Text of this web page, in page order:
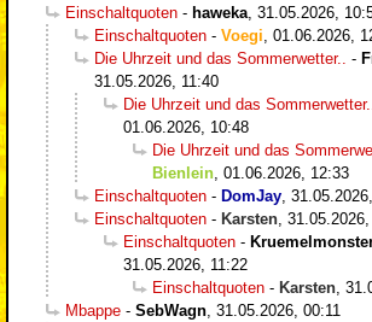
Einschaltquoten - haweka 31.05.2026,
Einschaltquoten - Voegi 01.06.2026,
Die Uhrzeit und das Sommerwetter..
-
31.05.2026, 11:40
Die Uhrzeit und das Sommerwetter..
01.06.2026, 10:48
Die Uhrzeit und das
Bienlein 01.06.2026, 12:33
Einschaltquoten - DomJay
Einschaltquoten - Karsten
Einschaltquoten -
31.05.2026, 11:22
Einschaltquoten - Karsten
Mbappe - SebWagn 31.05.2026, 00:11